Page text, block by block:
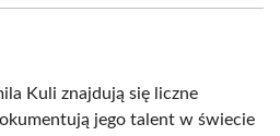
Kuli znajdują się liczne
jego talent w świecie